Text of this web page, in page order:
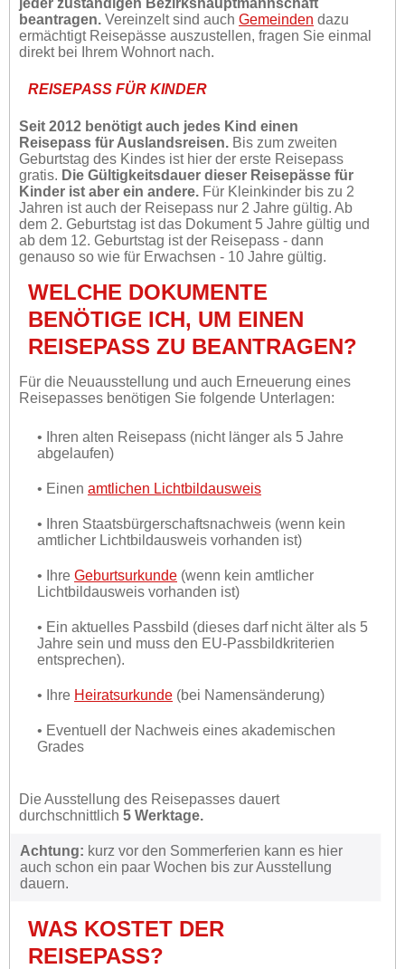
beantragen. Vereinzelt sind auch Gemeinden dazu
ermächtigt Reisepässe auszustellen, fragen Sie einmal
direkt bei Ihrem Wohnort nach.
REISEPASS FÜR KINDER
Seit 2012 benötigt auch jedes Kind einen
Reisepass für Auslandsreisen. Bis zum zweiten
Geburtstag des Kindes ist hier der erste Reisepass
gratis. Die Gültigkeitsdauer dieser Reisepässe für
Kinder ist aber ein andere. Für Kleinkinder bis zu 2
Jahren ist auch der Reisepass nur 2 Jahre gültig. Ab
dem 2. Geburtstag ist das Dokument 5 Jahre gültig und
ab dem 12. Geburtstag ist der Reisepass - dann
genauso so wie für Erwachsen - 10 Jahre gültig.
WELCHE DOKUMENTE
BENÖTIGE ICH, UM EINEN
REISEPASS ZU BEANTRAGEN?
Für die Neuausstellung und auch Erneuerung eines
Reisepasses benötigen Sie folgende Unterlagen:
• Ihren alten Reisepass (nicht länger als 5 Jahre
abgelaufen)
• Einen amtlichen Lichtbildausweis
• Ihren Staatsbürgerschaftsnachweis (wenn kein
amtlicher Lichtbildausweis vorhanden ist)
• Ihre Geburtsurkunde (wenn kein amtlicher
Lichtbildausweis vorhanden ist)
• Ein aktuelles Passbild (dieses darf nicht älter als 5
Jahre sein und muss den EU-Passbildkriterien
entsprechen).
• Ihre Heiratsurkunde (bei Namensänderung)
• Eventuell der Nachweis eines akademischen
Grades
Die Ausstellung des Reisepasses dauert
durchschnittlich 5 Werktage.
Achtung: kurz vor den Sommerferien kann es hier
auch schon ein paar Wochen bis zur Ausstellung
dauern.
WAS KOSTET DER
REISEPASS?